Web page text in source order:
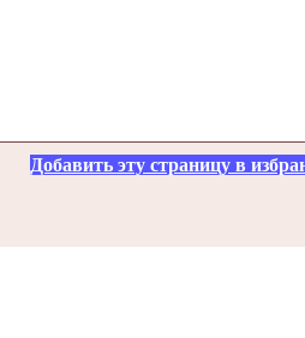
Добавить эту страницу в